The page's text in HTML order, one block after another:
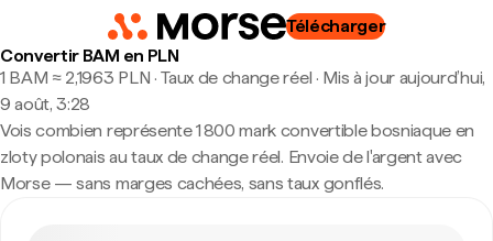
Télécharger
Convertir BAM en PLN
1 BAM ≈ 2,1963 PLN · Taux de change réel · Mis à jour aujourd’hui,
9 août, 3:28
Vois combien représente 1 800 mark convertible bosniaque en
zloty polonais au taux de change réel. Envoie de l'argent avec
Morse — sans marges cachées, sans taux gonflés.